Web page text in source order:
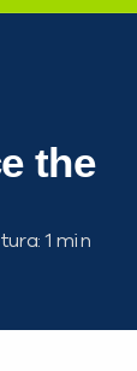
the